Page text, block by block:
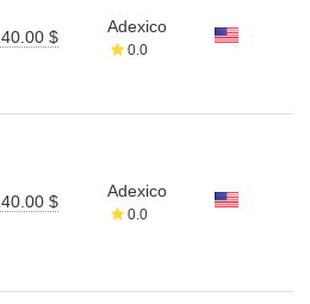
$
Adexico
0.0
$
Adexico
0.0